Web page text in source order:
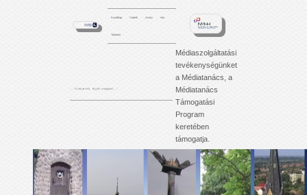
Kezdőlap Videók Archív Info
Tartalom
'. . . f i l m j e i n k é j j e l - n a p p a l . . .'
Médiaszolgáltatási
tevékenységünket
a Médiatanács, a
Médiatanács
Támogatási
Program
keretében
támogatja.